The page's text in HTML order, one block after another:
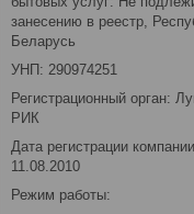
занесению в реестр,
Беларусь
УНП: 290974251
Регистрационный орган:
РИК
Дата регистрации
11.08.2010
Режим работы: